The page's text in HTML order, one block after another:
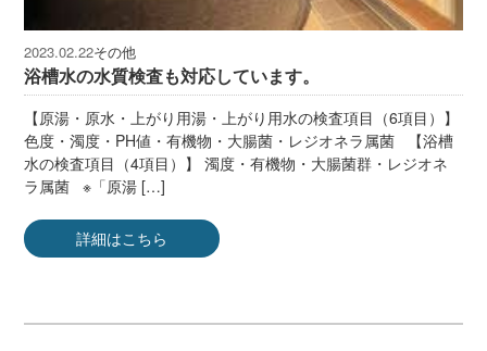
2023.02.22その他
浴槽水の水質検査も対応しています。
【原湯・原水・上がり用湯・上がり用水の検査項目（6項目）】
色度・濁度・PH値・有機物・大腸菌・レジオネラ属菌 【浴槽
水の検査項目（4項目）】 濁度・有機物・大腸菌群・レジオネ
ラ属菌 ※「原湯 […]
詳細はこちら